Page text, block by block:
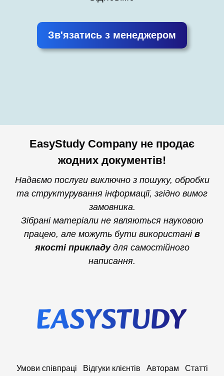
Зв'язатись з менеджером
EasyStudy Company не продає
жодних документів!
Надаємо послуги виключно з пошуку, обробки
та структурування інформації, згідно вимог
замовника.
Зібрані матеріали не являються науковою
працею, але можуть бути використані в
якості прикладудля самостійного
написання.
Умови співпраці Відгуки клієнтів Авторам Статті